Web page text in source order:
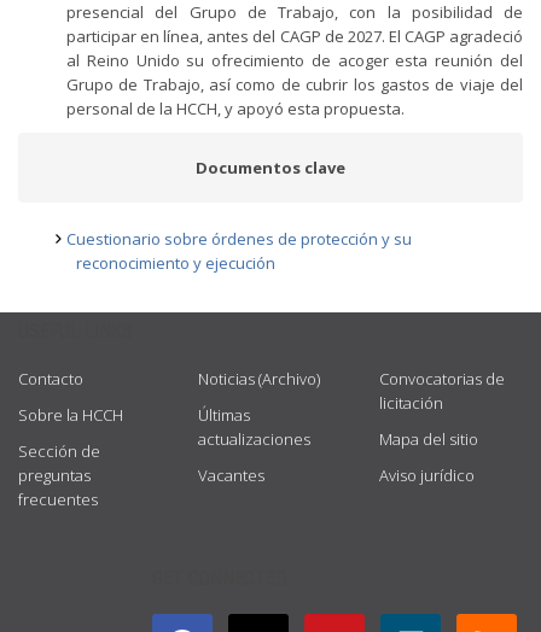
presencial del Grupo de Trabajo, con la posibilidad de
participar en línea, antes del CAGP de 2027. El CAGP agradeció
al Reino Unido su ofrecimiento de acoger esta reunión del
Grupo de Trabajo, así como de cubrir los gastos de viaje del
personal de la HCCH, y apoyó esta propuesta.
Documentos clave
Cuestionario sobre órdenes de protección y su
reconocimiento y ejecución
Contacto
Sobre la HCCH
Sección de
preguntas
frecuentes
Noticias (Archivo)
Últimas
actualizaciones
Vacantes
Convocatorias de
licitación
Mapa del sitio
Aviso jurídico